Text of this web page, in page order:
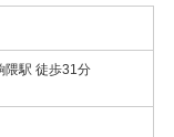
隈駅 徒歩31分